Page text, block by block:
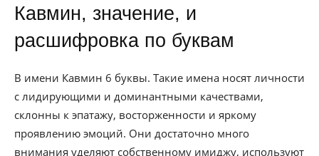
Кавмин, значение, и
расшифровка по буквам
В имени Кавмин 6 буквы. Такие имена носят личности
с лидирующими и доминантными качествами,
склонны к эпатажу, восторженности и яркому
проявлению эмоций. Они достаточно много
внимания уделяют собственному имиджу, используют